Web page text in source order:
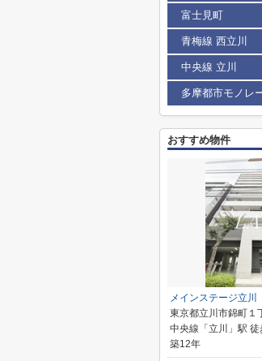
富士見町
青梅線 西立川
中央線 立川
多摩都市モノレ
おすすめ物件
メインステージ立川
東京都立川市錦町１
中央線「立川」駅 徒
築12年